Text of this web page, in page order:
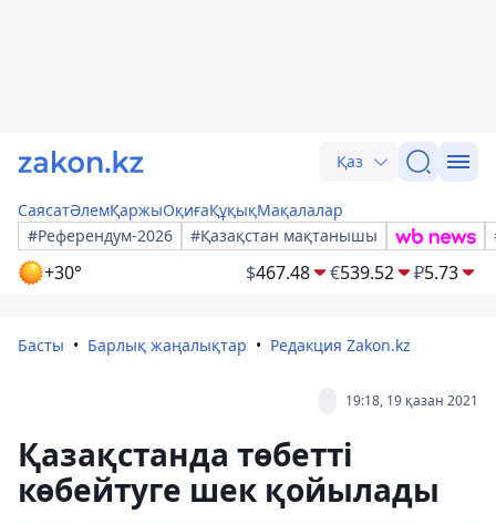
Қаз
СаясатӘлемҚаржыОқиғаҚұқықМақалалар
#Референдум-2026
#Қазақстан мақтанышы
+30° $467.48 €539.52 ₽5.73
Басты Барлық жаңалықтар Редакция Zakon.kz
19:18, 19 қазан 2021
Қазақстанда төбетті
көбейтуге шек қойылады